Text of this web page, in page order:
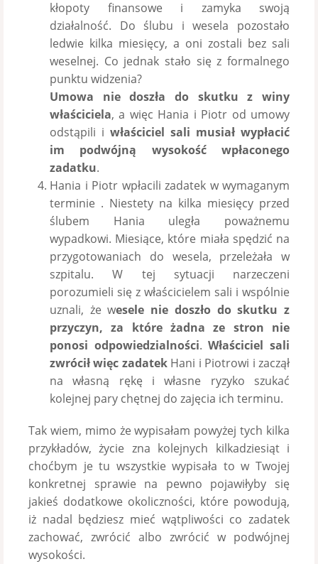
kłopoty finansowe i zamyka swoją
działalność. Do ślubu i wesela pozostało
ledwie kilka miesięcy, a oni zostali bez sali
weselnej. Co jednak stało się z formalnego
punktu widzenia?
Umowa nie doszła do skutku z winy
właściciela, a więc Hania i Piotr od umowy
odstąpili i właściciel sali musiał wypłacić
im podwójną wysokość wpłaconego
zadatku.
Hania i Piotr wpłacili zadatek w wymaganym
terminie . Niestety na kilka miesięcy przed
ślubem Hania uległa poważnemu
wypadkowi. Miesiące, które miała spędzić na
przygotowaniach do wesela, przeleżała w
szpitalu. W tej sytuacji narzeczeni
porozumieli się z właścicielem sali i wspólnie
uznali, że wesele nie doszło do skutku z
przyczyn, za które żadna ze stron nie
ponosi odpowiedzialności.Właściciel sali
zwrócił więc zadatekHani i Piotrowi i zaczął
na własną rękę i własne ryzyko szukać
kolejnej pary chętnej do zajęcia ich terminu.
Tak wiem, mimo że wypisałam powyżej tych kilka
przykładów, życie zna kolejnych kilkadziesiąt i
choćbym je tu wszystkie wypisała to w Twojej
konkretnej sprawie na pewno pojawiłyby się
jakieś dodatkowe okoliczności, które powodują,
iż nadal będziesz mieć wątpliwości co zadatek
zachować, zwrócić albo zwrócić w podwójnej
wysokości.